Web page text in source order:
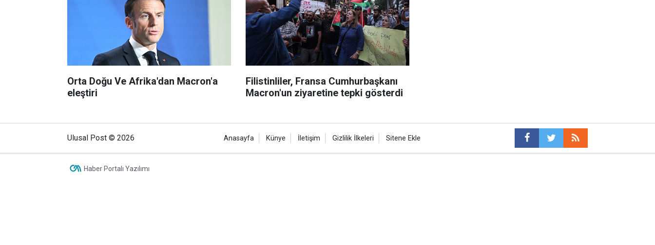
Orta Doğu Ve Afrika'dan Macron'a
eleştiri
Filistinliler, Fransa Cumhurbaşkanı
Macron'un ziyaretine tepki gösterdi
Ulusal Post © 2026 Anasayfa Künye İletişim Gizlilik İlkeleri Sitene Ekle
Haber Portalı Yazılımı